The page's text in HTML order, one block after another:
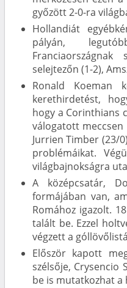
győzött 2-0-ra
Hollandiát
pályán,
selejtezőn (1-2),
Ronald Koeman
kerethirdetést,
hogy a Corinthians
válogatott meccsen
Jurrien Timber (23/
problémáikat.
világbajnokságra
A középcsatár,
formájában van,
Romához igazolt.
talált be. Ezzel
végzett a
Először kapott
szélsője, Crysencio
be is mutatkozhat